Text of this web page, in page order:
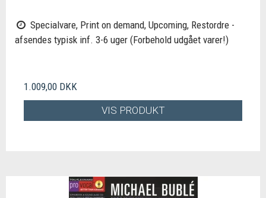
Specialvare, Print on demand, Upcoming, Restordre -
afsendes typisk inf. 3-6 uger (Forbehold udgået varer!)
1.009,00 DKK
VIS PRODUKT